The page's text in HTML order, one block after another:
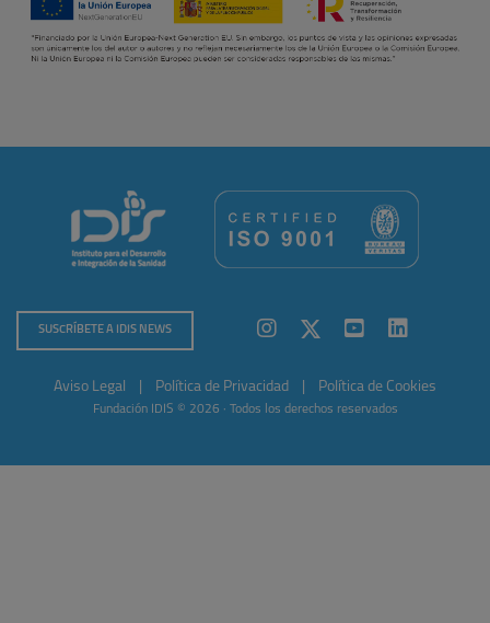
SUSCRÍBETE A IDIS NEWS
Aviso Legal Política de Privacidad Política de Cookies
Fundación IDIS © 2026 · Todos los derechos reservados